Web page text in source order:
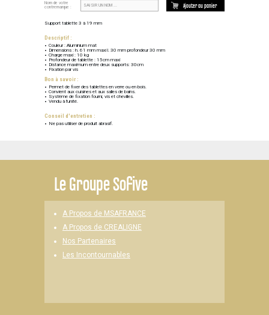
Nom de votre
contremarque :
Ajouter au panier
Support tablette 3 à 19 mm
Descriptif :
Couleur : Aluminium mat
Dimensions : h. 61 mm maxi l. 30 mm profondeur 30 mm
Charge maxi : 10 kg
Profondeur de tablette : 15cm maxi
Distance maximum entre deux supports: 30cm
Fixation par vis
Bon à savoir :
Permet de fixer des tablettes en verre ou en bois.
Convient aux cuisines et aux salles de bains.
Système de fixation fourni, vis et chevilles.
Vendu à l'unité.
Conseil d'entretien :
Ne pas utiliser de produit abrasif.
LeGroupe Sofive
A Propos de MSAFRANCE
A Propos de CREALIGNE
Nos Partenaires
Les Incontournables